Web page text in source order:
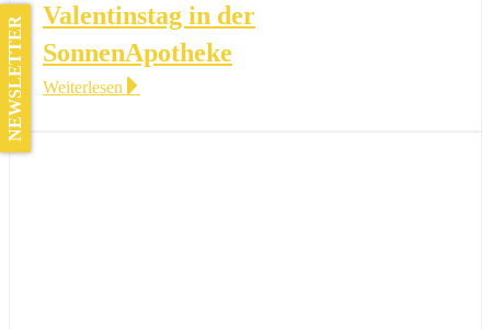
Valentinstag in der
SonnenApotheke
Weiterlesen
NEWSLETTER